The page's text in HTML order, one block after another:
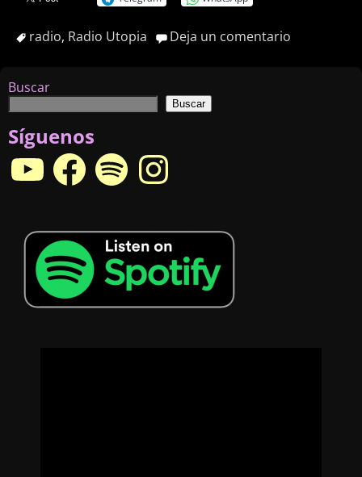
radio, Radio Utopia Deja un comentario
Buscar
Buscar
Síguenos